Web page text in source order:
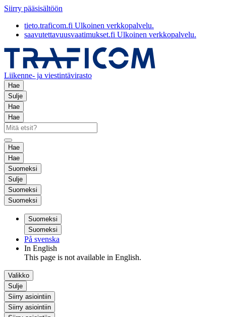
Siirry pääsisältöön
tieto.traficom.fi Ulkoinen verkkopalvelu.
saavutettavuusvaatimukset.fi Ulkoinen verkkopalvelu.
Liikenne- ja viestintävirasto
Hae
Sulje
Hae
Hae
Hae
Hae
Suomeksi
Sulje
Suomeksi
Suomeksi
Suomeksi
Suomeksi
På svenska
In English
This page is not available in English.
Valikko
Sulje
Siirry asiointiin
Siirry asiointiin